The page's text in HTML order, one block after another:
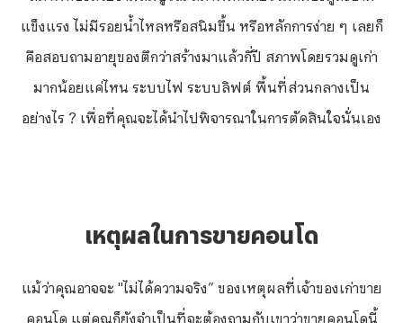
แข็งแรง ไม่มีรอยน้ำไหลหรือสนิมขึ้น หรือหลักการง่าย ๆ เลยก็
คือสอบถามอายุของตึกว่าสร้างมาแล้วกี่ปี สภาพโดยรวมดูเก่า
มากน้อยแค่ไหน ระบบไฟ ระบบลิฟต์ พื้นที่ส่วนกลางเป็น
อย่างไร ? เพื่อที่คุณจะได้นำไปพิจารณาในการตัดสินใจนั่นเอง
เหตุผลในการขายคอนโด
แม้ว่าคุณอาจจะ "ไม่ได้ความจริง” ของเหตุผลที่เจ้าของเก่าขาย
คอนโด แต่คุณก็ยังจำเป็นที่จะต้องถามกับเขาว่าขายคอนโดนี้